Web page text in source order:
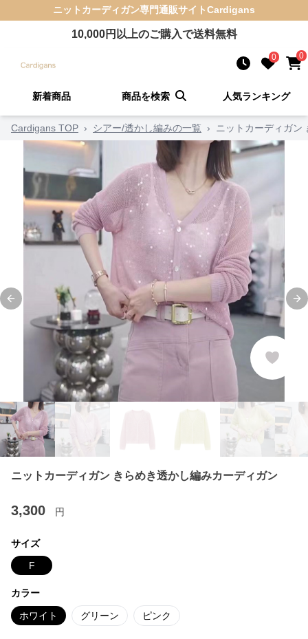
ニットカーディガン専門通販サイトCardigans
10,000円以上のご購入で送料無料
0 0
新着商品 商品を検索 人気ランキング
Cardigans TOP › シアー/透かし編みの一覧 › ニットカーディガン
Previous slide
ニットカーディガン きらめき透かし編みカーディガン
3,300 円
サイズ
F
カラー
ホワイト グリーン ピンク